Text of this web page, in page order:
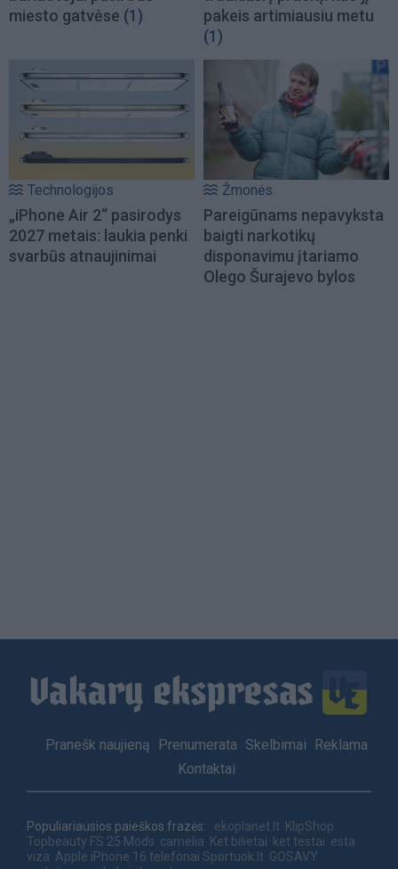
miesto gatvėse (1)
pakeis artimiausiu metu
(1)
Technologijos
„iPhone Air 2“ pasirodys
2027 metais: laukia penki
svarbūs atnaujinimai
Žmonės
Pareigūnams nepavyksta
baigti narkotikų
disponavimu įtariamo
Olego Šurajevo bylos
Footer
Pranešk naujieną Prenumerata Skelbimai
Reklama
Kontaktai
Populiariausios paieškos frazės: ekoplanet.lt KlipShop
Topbeauty FS 25 Mods camelia Ket bilietai ket testai esta
viza Apple iPhone 16 telefonai Sportuok.lt GOSAVY